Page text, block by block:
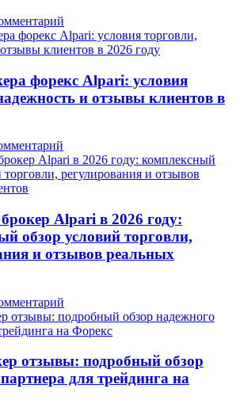
форекс Alpari: условия
и отзывы клиентов в
Alpari в 2026 году:
обзор условий торговли,
и отзывов реальных
отзывы: подробный обзор
для трейдинга на